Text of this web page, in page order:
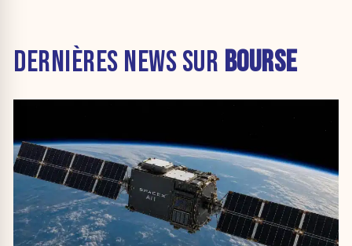
DERNIÈRES NEWS SUR BOURSE